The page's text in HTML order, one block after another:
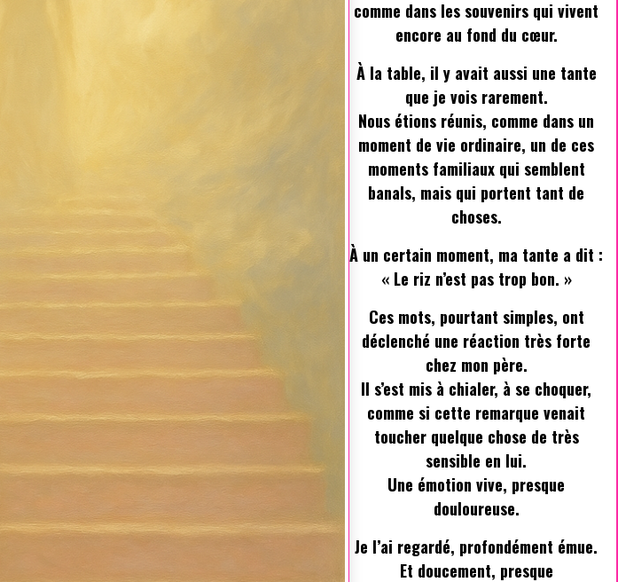
comme dans les souvenirs qui vivent
encore au fond du cœur.
À la table, il y avait aussi une tante
que je vois rarement.
Nous étions réunis, comme dans un
moment de vie ordinaire, un de ces
moments familiaux qui semblent
banals, mais qui portent tant de
choses.
À un certain moment, ma tante a dit :
« Le riz n’est pas trop bon. »
Ces mots, pourtant simples, ont
déclenché une réaction très forte
chez mon père.
Il s’est mis à chialer, à se choquer,
comme si cette remarque venait
toucher quelque chose de très
sensible en lui.
Une émotion vive, presque
douloureuse.
Je l’ai regardé, profondément émue.
Et doucement, presque